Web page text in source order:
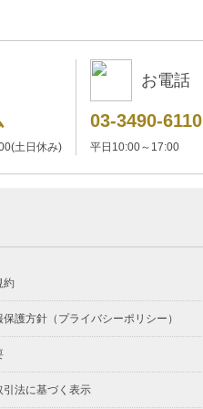
土日休み)
お電話
03-3490-6110
平日10:00～17:00
約
護方針（プライバシーポリシー）
引法に基づく表示